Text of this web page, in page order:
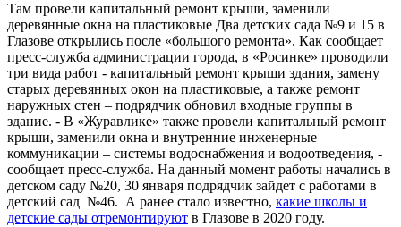
Там провели капитальный ремонт крыши, заменили
деревянные окна на пластиковые Два детских сада №9 и 15 в
Глазове открылись после «большого ремонта». Как сообщает
пресс-служба администрации города, в «Росинке» проводили
три вида работ - капитальный ремонт крыши здания, замену
старых деревянных окон на пластиковые, а также ремонт
наружных стен – подрядчик обновил входные группы в
здание. - В «Журавлике» также провели капитальный ремонт
крыши, заменили окна и внутренние инженерные
коммуникации – системы водоснабжения и водоотведения, -
сообщает пресс-служба. На данный момент работы начались в
детском саду №20, 30 января подрядчик зайдет с работами в
детский сад №46. А ранее стало известно, какие школы и
детские сады отремонтируют в Глазове в 2020 году.